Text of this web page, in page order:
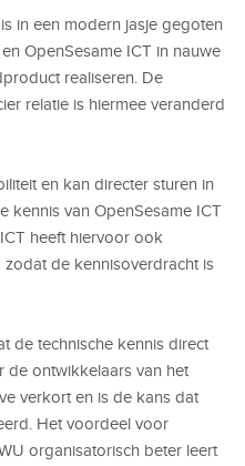
in een modern jasje gegoten
OpenSesame ICT in nauwe
realiseren. De
relatie is hiermee veranderd
en kan directer sturen in
kennis van OpenSesame ICT
heeft hiervoor ook
de kennisoverdracht is
de technische kennis direct
ontwikkelaars van het
verkort en is de kans dat
Het voordeel voor
organisatorisch beter leert